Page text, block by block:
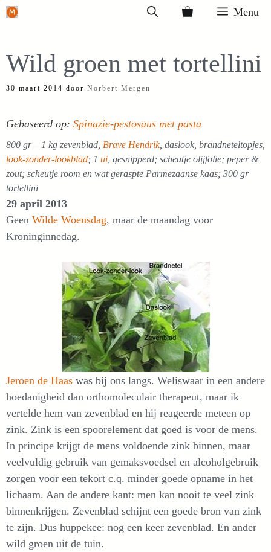
Ga
inhoud
Menu
Wild groen met tortellini
30 maart 2014 door Norbert Mergen
Gebaseerd op: Spinazie-pestosaus met pasta
800 gr – 1 kg zevenblad, Brave Hendrik, daslook, brandneteltopjes,
look-zonder-lookblad; 1 ui, gesnipperd; scheutje olijfolie; peper &
zout; scheutje room en wat geraspte Parmezaanse kaas; 300 gr
tortellini
29 april 2013
Geen Wilde Woensdag, maar de maandag voor
Kroninginnedag.
Jeroen de Haas was bij ons langs. Weliswaar in een andere
hoedanigheid dan orthomoleculair therapeut, maar ik
vertelde hem van zevenblad en hij reageerde meteen op
zink. Zink is een spoorelement dat goed is voor de mens.
In principe krijgt de mens voldoende zink binnen, maar
veelvuldig gebruik van gemaksvoedsel en alcoholgebruik
zorgen voor een tekort c.q. minder goede opname in het
lichaam. Aan de andere kant: men kan nooit te veel zink
binnenkrijgen. Zevenblad schijnt een goede bron van zink
te zijn. Dus huppekee: nog een keer zevenblad. En ander
wild groen uit de tuin.